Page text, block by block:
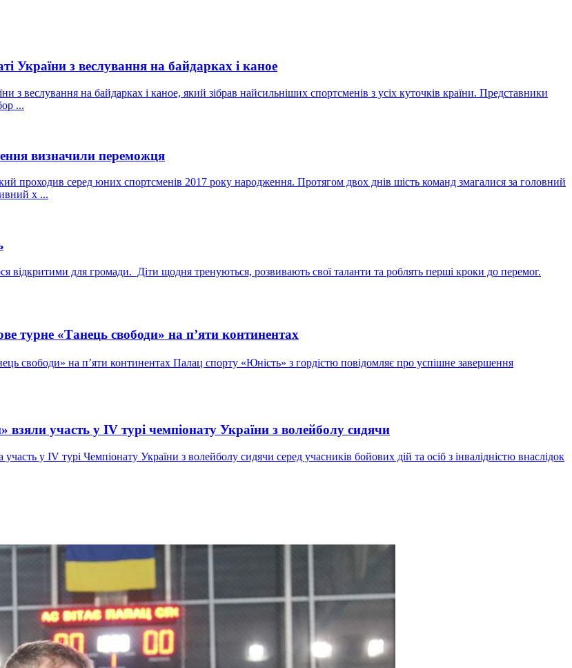
України з веслування на байдарках і каное
веслування на байдарках і каное, який зібрав найсильніших спортсменів з усіх куточків країни. Представники
...
визначили переможця
проходив серед юних спортсменів 2017 року народження. Протягом двох днів шість команд змагалися за головний
х ...
для громади. Діти щодня тренуються, розвивають свої таланти та роблять перші кроки до перемог.
турне «Танець свободи» на п’яти континентах
свободи» на п’яти континентах Палац спорту «Юність» з гордістю повідомляє про успішне завершення
участь у IV турі чемпіонату України з волейболу сидячи
у IV турі Чемпіонату України з волейболу сидячи серед учасників бойових дій та осіб з інвалідністю внаслідок